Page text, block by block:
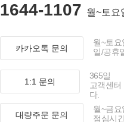
1644-1107 월~토요
카카오톡 문의
월~토요
일/공휴
1:1 문의
365일
고객센
다.
대량주문 문의
월~금요
점심시